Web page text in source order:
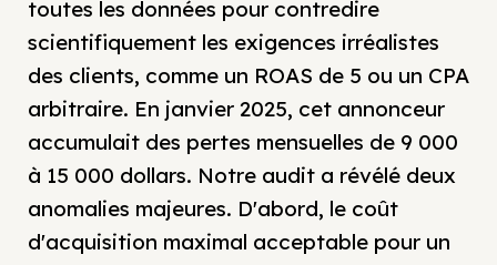
toutes les données pour contredire
scientifiquement les exigences irréalistes
des clients, comme un ROAS de 5 ou un CPA
arbitraire. En janvier 2025, cet annonceur
accumulait des pertes mensuelles de 9 000
à 15 000 dollars. Notre audit a révélé deux
anomalies majeures. D'abord, le coût
d'acquisition maximal acceptable pour un